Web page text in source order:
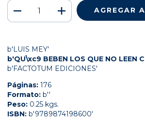
b'LUIS MEY'
b'QU\xc9 BEBEN LOS QUE NO LEEN
b'FACTOTUM EDICIONES'
Páginas: 176
Formato: b''
Peso: 0.25 kgs.
ISBN: b'9789874198600'